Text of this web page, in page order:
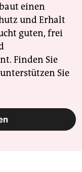
einen
und Erhalt
guten, frei
Finden Sie
Sie